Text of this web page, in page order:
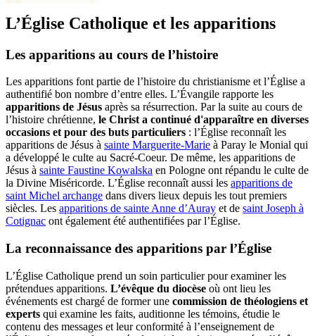
L’Église Catholique et les apparitions
Les apparitions au cours de l’histoire
Les apparitions font partie de l’histoire du christianisme et l’Église a
authentifié bon nombre d’entre elles. L’Évangile rapporte les
apparitions de Jésus après sa résurrection. Par la suite au cours de
l’histoire chrétienne, le Christ a continué d'apparaître en diverses
occasions et pour des buts particuliers : l’Église reconnaît les
apparitions de Jésus à sainte Marguerite-Marie à Paray le Monial qui
a développé le culte au Sacré-Coeur. De même, les apparitions de
Jésus à sainte Faustine Kowalska en Pologne ont répandu le culte de
la Divine Miséricorde. L’Église reconnaît aussi les apparitions de
saint Michel archange dans divers lieux depuis les tout premiers
siècles. Les apparitions de sainte Anne d’Auray et de saint Joseph à
Cotignac ont également été authentifiées par l’Église.
La reconnaissance des apparitions par l’Église
L’Église Catholique prend un soin particulier pour examiner les
prétendues apparitions. L’évêque du diocèse où ont lieu les
événements est chargé de former une commission de théologiens et
experts qui examine les faits, auditionne les témoins, étudie le
contenu des messages et leur conformité à l’enseignement de